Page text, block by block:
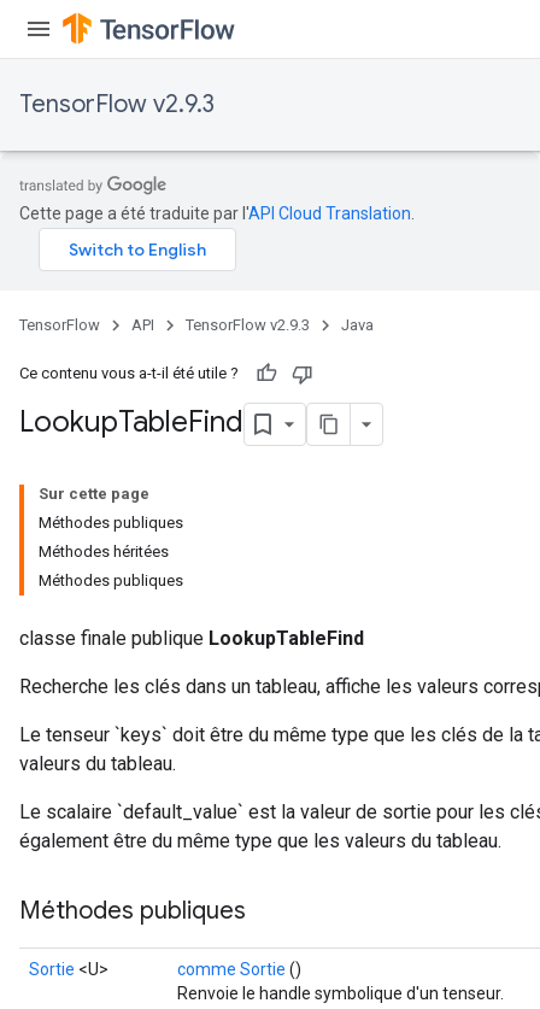
TensorFlow v2.9.3
Cette page a été traduite par l'API Cloud Translation
TensorFlow API TensorFlow v2.9.3 Java
Ce contenu vous a-t-il été utile ?
LookupTableFind
Sur cette page
Méthodes publiques
Méthodes héritées
Méthodes publiques
classe finale publique LookupTableFind
Recherche les clés dans un tableau, affiche les valeurs
Le tenseur `keys` doit être du même type que les clés de la
valeurs du tableau.
Le scalaire `default_value` est la valeur de sortie pour les
également être du même type que les valeurs du tableau.
Méthodes publiques
Sortie <U> comme Sortie ()
Renvoie le handle symbolique d'un tenseur.